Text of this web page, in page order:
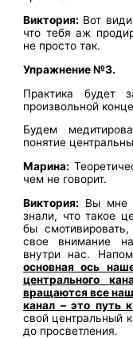
Виктория: Вот
что тебя аж
не просто так.
Упражнение №3.
Практика будет
произвольной
Будем
понятие
Марина:
чем не говорит.
Виктория: Вы мне
знали, что такое
бы смотивировать,
свое внимание
внутри нас.
основная ось
центрального
вращаются все
канал – это путь
свой центральный
до просветления.